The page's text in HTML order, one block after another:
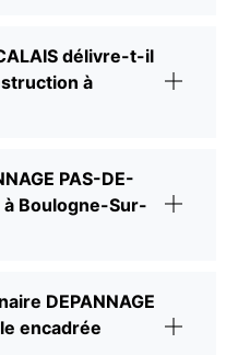
délivre-t-il
à
PAS-DE-
Boulogne-Sur-
DEPANNAGE
encadrée